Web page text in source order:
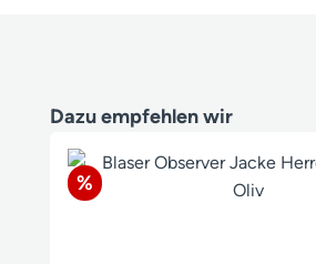
Produktgalerie überspringen
Dazu empfehlen wir
Rabatt
%